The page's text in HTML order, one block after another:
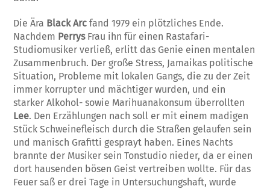
Die Ära Black Arc fand 1979 ein plötzliches Ende.
Nachdem PerrysFrau ihn für einen Rastafari-
Studiomusiker verließ, erlitt das Genie einen mentalen
Zusammenbruch. Der große Stress, Jamaikas politische
Situation, Probleme mit lokalen Gangs, die zu der Zeit
immer korrupter und mächtiger wurden, und ein
starker Alkohol- sowie Marihuanakonsum überrollten
Lee. Den Erzählungen nach soll er mit einem madigen
Stück Schweinefleisch durch die Straßen gelaufen sein
und manisch Grafitti gesprayt haben. Eines Nachts
brannte der Musiker sein Tonstudio nieder, da er einen
dort hausenden bösen Geist vertreiben wollte. Für das
Feuer saß er drei Tage in Untersuchungshaft, wurde